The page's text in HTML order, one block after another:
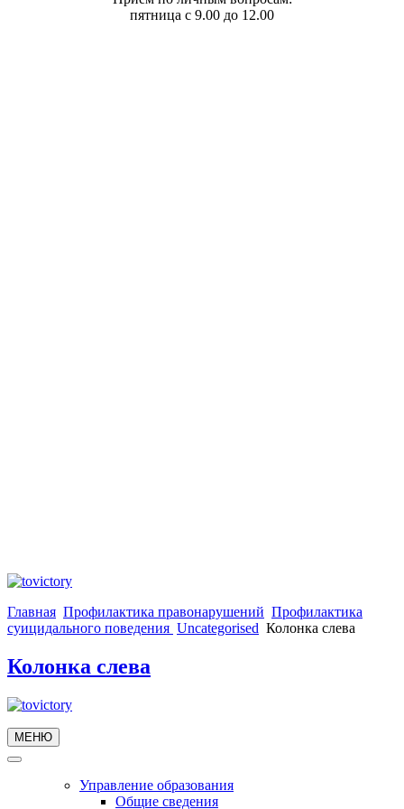
пятница с 9.00 до 12.00
Главная Профилактика правонарушений Профилактика
суицидального поведения Uncategorised Колонка слева
Колонка слева
МЕНЮ
Управление образования
Общие сведения